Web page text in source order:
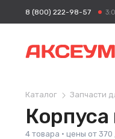
8 (800) 222-98-57
Каталог Запчасти
Корпуса
4 товара · цены от 370